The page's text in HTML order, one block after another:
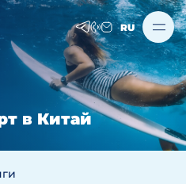
RU
в Китай